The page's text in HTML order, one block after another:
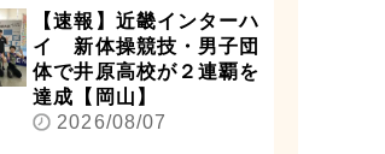
【速報】近畿インターハ
イ 新体操競技・男子団
体で井原高校が２連覇を
達成【岡山】
2026/08/07